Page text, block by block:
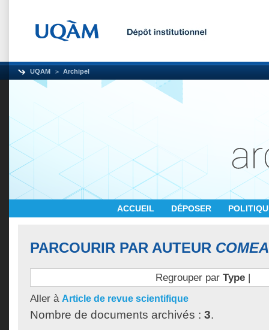
UQAM Archipel
ACCUEIL DÉPOSER
PARCOURIR PAR AUTEUR
Regrouper par Type|
Aller à Article de revue scientifique
Nombre de documents archivés : 3.